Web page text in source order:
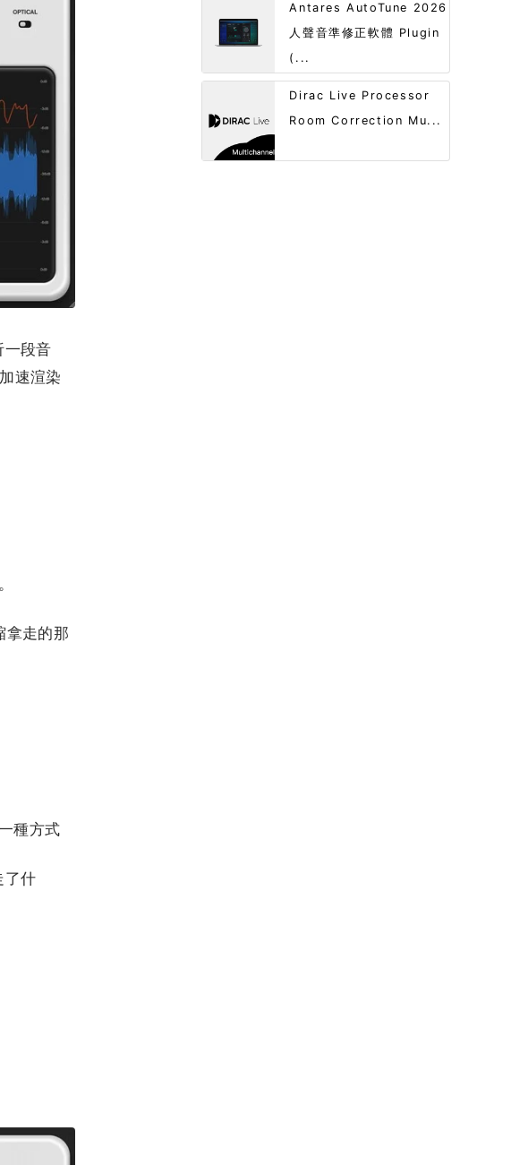
段音
速渲染
拿走的那
種方式
了什
Antares AutoTune 2026
人聲音準修正軟體 Plugin
(...
Dirac Live Processor
Room Correction Mu...